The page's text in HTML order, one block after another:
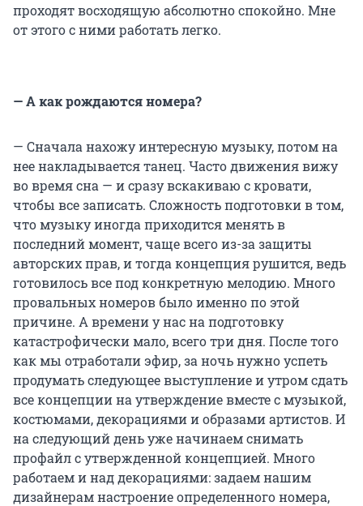
проходят восходящую абсолютно спокойно. Мне
от этого с ними работать легко.
— А как рождаются номера?
— Сначала нахожу интересную музыку, потом на
нее накладывается танец. Часто движения вижу
во время сна — и сразу вскакиваю с кровати,
чтобы все записать. Сложность подготовки в том,
что музыку иногда приходится менять в
последний момент, чаще всего из-за защиты
авторских прав, и тогда концепция рушится, ведь
готовилось все под конкретную мелодию. Много
провальных номеров было именно по этой
причине. А времени у нас на подготовку
катастрофически мало, всего три дня. После того
как мы отработали эфир, за ночь нужно успеть
продумать следующее выступление и утром сдать
все концепции на утверждение вместе с музыкой,
костюмами, декорациями и образами артистов. И
на следующий день уже начинаем снимать
профайл с утвержденной концепцией. Много
работаем и над декорациями: задаем нашим
дизайнерам настроение определенного номера,